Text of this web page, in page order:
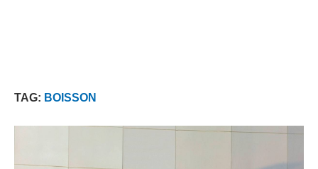
TAG: BOISSON